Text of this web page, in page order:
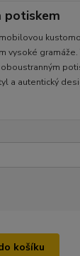
potiskem
vysoké
a autentický
košíku